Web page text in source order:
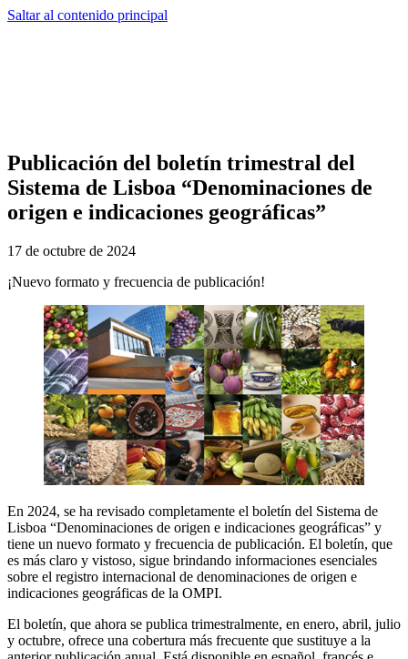
Saltar al contenido principal
Publicación del boletín trimestral del
Sistema de Lisboa “Denominaciones de
origen e indicaciones geográficas”
17 de octubre de 2024
¡Nuevo formato y frecuencia de publicación!
En 2024, se ha revisado completamente el boletín del Sistema de
Lisboa “Denominaciones de origen e indicaciones geográficas” y
tiene un nuevo formato y frecuencia de publicación. El boletín, que
es más claro y vistoso, sigue brindando informaciones esenciales
sobre el registro internacional de denominaciones de origen e
indicaciones geográficas de la OMPI.
El boletín, que ahora se publica trimestralmente, en enero, abril, julio
y octubre, ofrece una cobertura más frecuente que sustituye a la